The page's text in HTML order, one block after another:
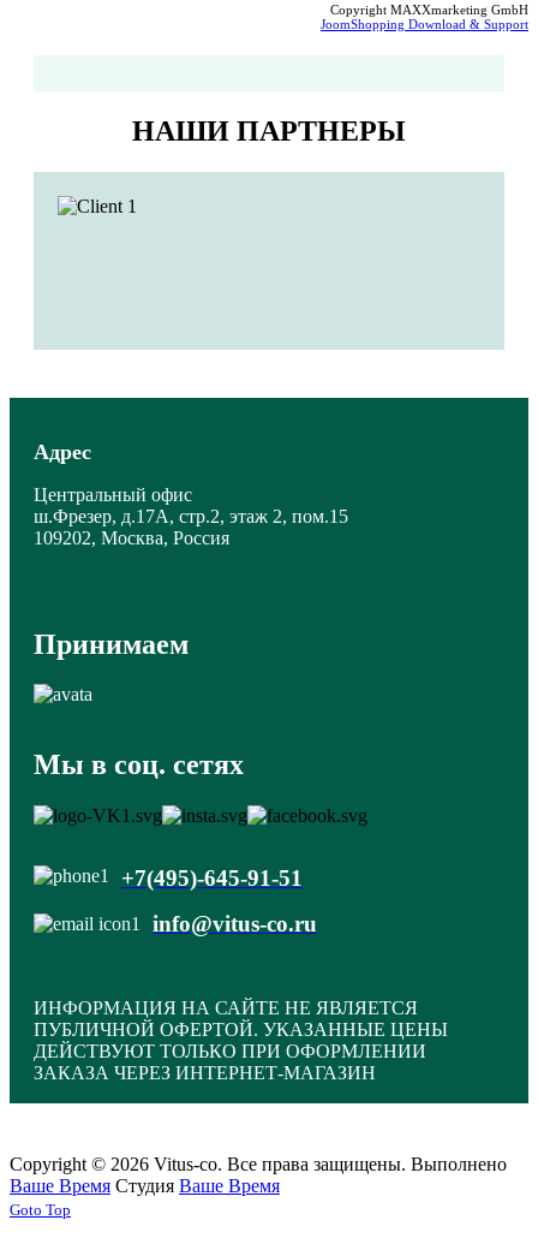
Copyright MAXXmarketing GmbH
JoomShopping Download & Support
НАШИ ПАРТНЕРЫ
Адрес
Центральный офис
ш.Фрезер, д.17А, стр.2, этаж 2, пом.15
109202, Москва, Россия
Принимаем
Мы в соц. сетях
+7(495)-645-91-51
info@vitus-co.ru
ИНФОРМАЦИЯ НА САЙТЕ НЕ ЯВЛЯЕТСЯ
ПУБЛИЧНОЙ ОФЕРТОЙ. УКАЗАННЫЕ ЦЕНЫ
ДЕЙСТВУЮТ ТОЛЬКО ПРИ ОФОРМЛЕНИИ
ЗАКАЗА ЧЕРЕЗ ИНТЕРНЕТ-МАГАЗИН
Copyright © 2026 Vitus-co. Все права защищены. Выполнено
Ваше Время Студия Ваше Время
Joomla! 3 Templates
Goto Top